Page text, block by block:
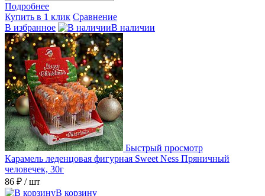
Подробнее
Купить в 1 клик Сравнение
В избранное
В наличии
Быстрый просмотр
Карамель леденцовая фигурная Sweet Ness Пряничный
человечек, 30г
86 ₽ / шт
В корзину